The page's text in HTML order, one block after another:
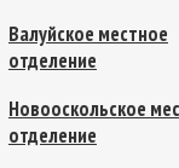
Валуйское местное
отделение
Новооскольское
отделение